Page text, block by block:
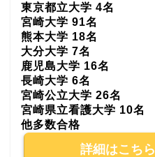
東京都立大学 4名
宮崎大学 91名
熊本大学 18名
大分大学 7名
鹿児島大学 16名
長崎大学 6名
宮崎公立大学 26名
宮崎県立看護大学 10名
他多数合格
詳細はこちら